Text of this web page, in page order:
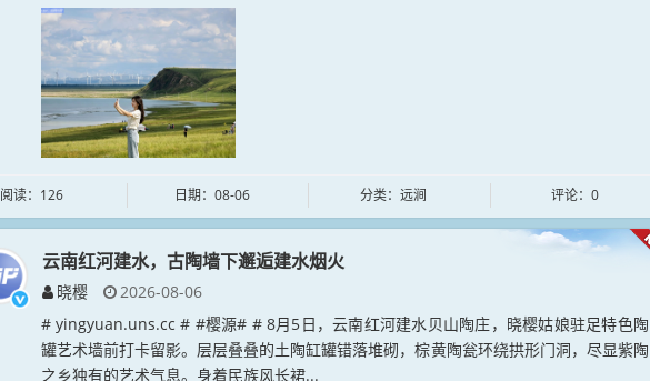
阅读：126 日期：08-06 分类：远涧 评论：0
云南红河建水，古陶墙下邂逅建水烟火
晓樱
2026-08-06
# yingyuan.uns.cc # #樱源# # 8月5日，云南红河建水贝山陶庄，晓樱姑娘驻足特色陶
罐艺术墙前打卡留影。层层叠叠的土陶缸罐错落堆砌，棕黄陶瓮环绕拱形门洞，尽显紫陶
之乡独有的艺术气息。身着民族风长裙...